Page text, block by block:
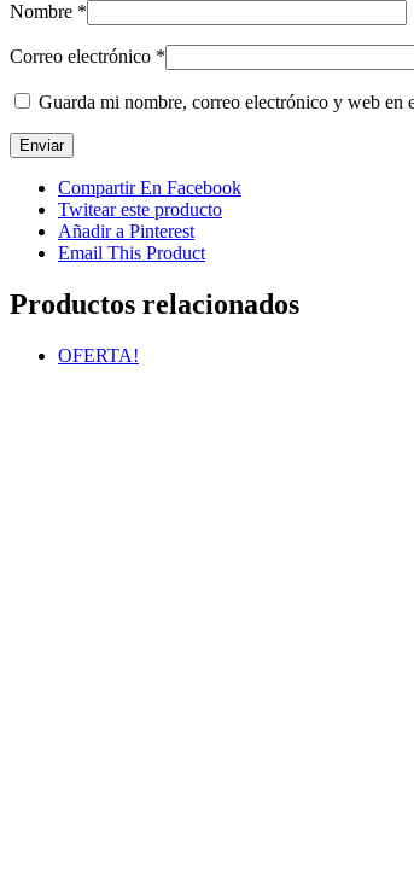
Nombre *
Correo electrónico *
Guarda mi nombre, correo electrónico y web en
Compartir En Facebook
Twitear este producto
Añadir a Pinterest
Email This Product
Productos relacionados
OFERTA!